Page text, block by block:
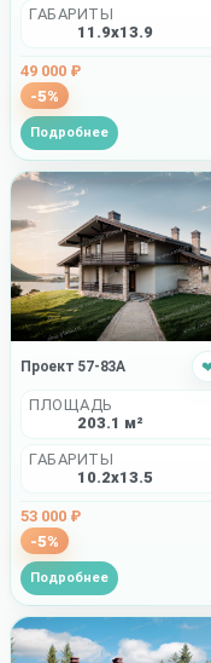
ГАБАРИТЫ
11.9x13.9
49 000 ₽
-5%
Подробнее
Проект 57-83A
ПЛОЩАДЬ
203.1 м²
ГАБАРИТЫ
10.2x13.5
53 000 ₽
-5%
Подробнее